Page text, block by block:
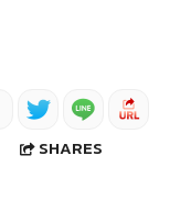
SHARES